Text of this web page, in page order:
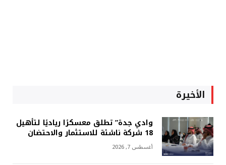
الأخيرة
وادي جدة” تطلق معسكرًا رياديًا لتأهيل
18 شركة ناشئة للاستثمار والاحتضان
أغسطس 7, 2026